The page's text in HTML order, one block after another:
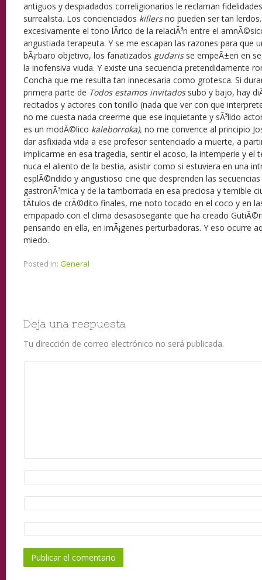
antiguos y despiadados correligionarios le reclaman
surrealista. Los concienciados killersno pueden ser tan
excesivamente el tono lÃ­rico de la relaciÃ³n entre el
angustiada terapeuta. Y se me escapan las razones para que
bÃ¡rbaro objetivo, los fanatizados gudarisse empeÃ±en en
la inofensiva viuda. Y existe una secuencia pretendidamente
Concha que me resulta tan innecesaria como grotesca. Si
primera parte de Todos estamos invitadossubo y bajo, hay
recitados y actores con tonillo (nada que ver con que
no me cuesta nada creerme que ese inquietante y sÃ³lido
es un modÃ©lico kaleborroka), no me convence al principio
dar asfixiada vida a ese profesor sentenciado a muerte, a
implicarme en esa tragedia, sentir el acoso, la intemperie y el
nuca el aliento de la bestia, asistir como si estuviera en una
esplÃ©ndido y angustioso cine que desprenden las
gastronÃ³mica y de la tamborrada en esa preciosa y temible
tÃ­tulos de crÃ©dito finales, me noto tocado en el coco y en
empapado con el clima desasosegante que ha creado
pensando en ella, en imÃ¡genes perturbadoras. Y eso ocurre
miedo.
Posted in: General
Deja una respuesta
Tu dirección de correo electrónico no será publicada.